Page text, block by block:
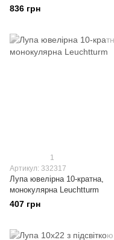
подставці LUWO2 Leuchtturm
836 грн
1
Артикул: 332317
Лупа ювелірна 10-кратна,
монокулярна Leuchtturm
407 грн